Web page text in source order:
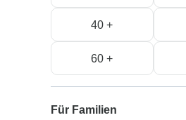
40 +
60 +
Für Familien